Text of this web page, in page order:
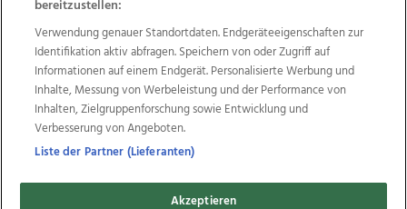
Weitere Angebote des Medienhauses Wimmer
TV1 di-mog-i.at OÖNow
Ischler Woche
Life Radio
OÖNachrichten
OÖN Immobilien
OÖN Karriere
OÖN Reise
Promenaden Galerien
Regionaljobs
wasistlos.at
bereitzustellen:
Verwendung genauer Standortdaten. Endgeräteeigenschaften zur
Identifikation aktiv abfragen. Speichern von oder Zugriff auf
Informationen auf einem Endgerät. Personalisierte Werbung und
Inhalte, Messung von Werbeleistung und der Performance von
Inhalten, Zielgruppenforschung sowie Entwicklung und
Verbesserung von Angeboten.
Liste der Partner (Lieferanten)
Akzeptieren